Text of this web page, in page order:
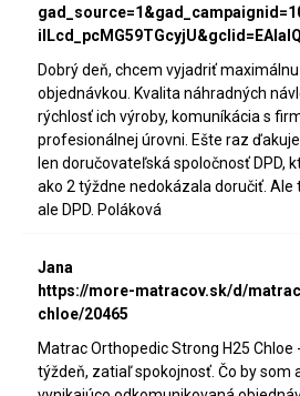
Dobrý deň, chcem vyjadriť
objednávkou. Kvalita náhradných
rýchlosť ich výroby, komuníkácia s
profesionálnej úrovni. Ešte raz
len doručovateľská spoločnosť DPD,
ako 2 týždne nedokázala doručiť. Ale
ale DPD. Poláková
Jana
https://more-matracov.sk/d/
chloe/20465
Matrac Orthopedic Strong H25
týždeň, zatiaľ spokojnosť. Čo by som